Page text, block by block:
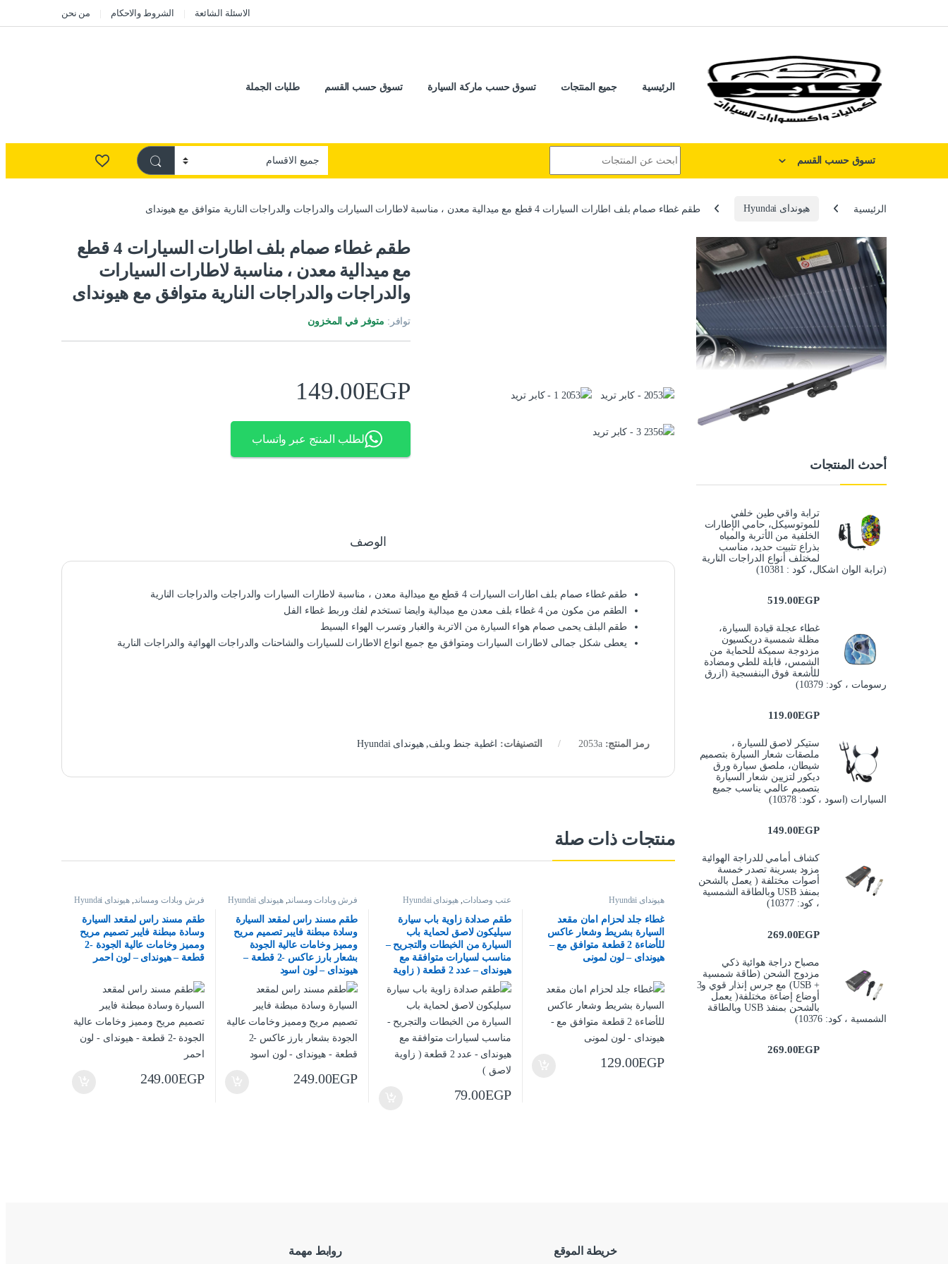
الاسئلة الشائعة الشروط والاحكام من نحن
الرئيسية جميع المنتجات تسوق حسب ماركة السيارة تسوق حسب القسم طلبات الجملة
تسوق حسب القسم
الرئيسية هيونداى Hyundai طقم غطاء صمام بلف اطارات السيارات 4 قطع مع ميدالية معدن ، مناسبة لاطارات السيارات والدراجات والدراجات النارية متوافق مع هيونداى
طقم غطاء صمام بلف اطارات السيارات 4 قطع
مع ميدالية معدن ، مناسبة لاطارات السيارات
والدراجات والدراجات النارية متوافق مع هيونداى
توافر: متوفر في المخزون
149.00EGP
لطلب المنتج عبر واتساب
الوصف
طقم غطاء صمام بلف اطارات السيارات 4 قطع مع ميدالية معدن ، مناسبة لاطارات السيارات والدراجات والدراجات النارية
الطقم من مكون من 4 غطاء بلف معدن مع ميدالية وايضا تستخدم لفك وربط غطاء الفل
طقم البلف يحمى صمام هواء السيارة من الاتربة والغبار وتسرب الهواء البسيط
يعطى شكل جمالى لاطارات السيارات ومتوافق مع جميع انواع الاطارات للسيارات والشاحنات والدراجات الهوائية والدراجات النارية
رمز المنتج:2053a التصنيفات: اغطية جنط وبلف,هيونداى Hyundai
منتجات ذات صلة
هيونداى Hyundai
غطاء جلد لحزام امان مقعد
السيارة بشريط وشعار عاكس
للأضاءة 2 قطعة متوافق مع –
هيونداى – لون لمونى
129.00EGP
عتب وصدادات, هيونداى Hyundai
طقم صدادة زاوية باب سيارة
سيليكون لاصق لحماية باب
السيارة من الخبطات والتجريح –
مناسب لسيارات متوافقة مع
هيونداى – عدد 2 قطعة ( زاوية
لاصق )
79.00EGP
فرش وبادات ومساند,هيونداى Hyundai
طقم مسند راس لمقعد السيارة
وسادة مبطنة فايبر تصميم مريح
ومميز وخامات عالية الجودة
بشعار بارز عاكس -2 قطعة –
هيونداى – لون اسود
249.00EGP
فرش وبادات ومساند, هيونداى Hyundai
طقم مسند راس لمقعد السيارة
وسادة مبطنة فايبر تصميم مريح
ومميز وخامات عالية الجودة -2
قطعة – هيونداى – لون احمر
249.00EGP
أحدث المنتجات
ترابة واقي طين خلفي
للموتوسيكل، حامي الإطارات
الخلفية من الأتربة والمياه
بذراع تثبيت حديد، مناسب
لمختلف أنواع الدراجات النارية
(ترابة الوان اشكال، كود : 10381)
519.00EGP
غطاء عجلة قيادة السيارة،
مظلة شمسية دريكسيون
مزدوجة سميكة للحماية من
الشمس، قابلة للطي ومضادة
للأشعة فوق البنفسجية (ازرق
رسومات ، كود: 10379)
119.00EGP
ستيكر لاصق للسيارة ،
ملصقات شعار السيارة بتصميم
شيطان، ملصق سيارة ورق
ديكور لتزيين شعار السيارة
بتصميم عالمي يناسب جميع
السيارات (اسود ، كود: 10378)
149.00EGP
كشاف أمامي للدراجة الهوائية
مزود بسرينة تصدر خمسة
أصوات مختلفة ( يعمل بالشحن
بمنفذ USB وبالطاقة الشمسية
، كود: 10377)
269.00EGP
مصباح دراجة هوائية ذكي
مزدوج الشحن (طاقة شمسية
+ USB) مع جرس إنذار قوي و3
أوضاع إضاءة مختلفة( يعمل
بالشحن بمنفذ USB وبالطاقة
الشمسية ، كود: 10376)
269.00EGP
خريطة الموقع روابط مهمة